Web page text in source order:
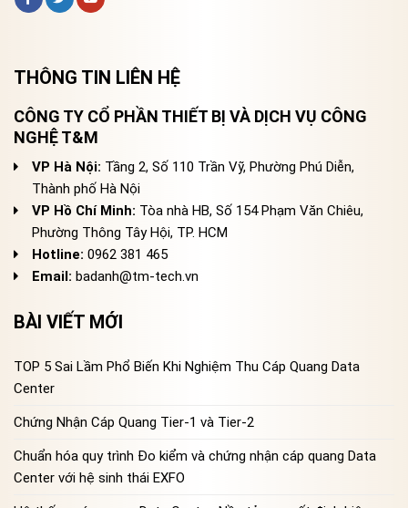
THÔNG TIN LIÊN HỆ
CÔNG TY CỔ PHẦN THIẾT BỊ VÀ DỊCH VỤ CÔNG
NGHỆ T&M
VP Hà Nội: Tầng 2, Số 110 Trần Vỹ, Phường Phú Diễn,
Thành phố Hà Nội
VP Hồ Chí Minh: Tòa nhà HB, Số 154 Phạm Văn Chiêu,
Phường Thông Tây Hội, TP. HCM
Hotline: 0962 381 465
Email: badanh@tm-tech.vn
BÀI VIẾT MỚI
TOP 5 Sai Lầm Phổ Biến Khi Nghiệm Thu Cáp Quang Data
Center
Chứng Nhận Cáp Quang Tier-1 và Tier-2
Chuẩn hóa quy trình Đo kiểm và chứng nhận cáp quang Data
Center với hệ sinh thái EXFO